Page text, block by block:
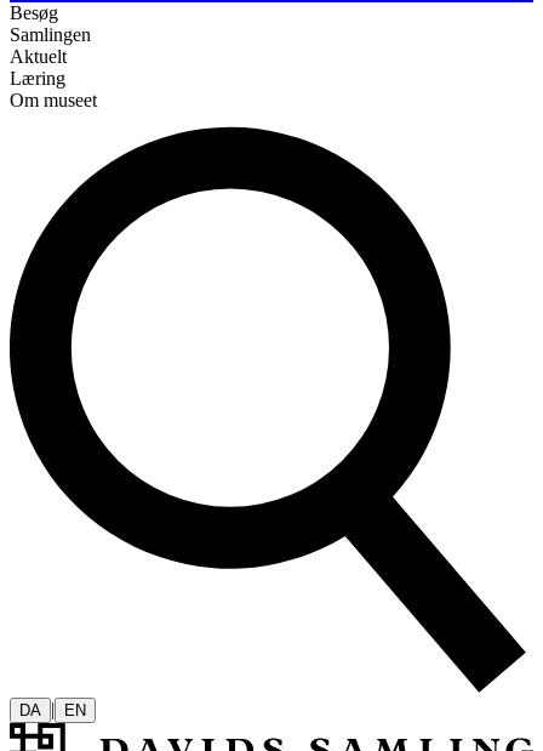
Besøg
Samlingen
Aktuelt
Læring
Om museet
DA | EN